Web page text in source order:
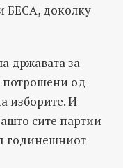
БЕСА, доколку
државата за
потрошени од
изборите. И
сите партии
годинешниот